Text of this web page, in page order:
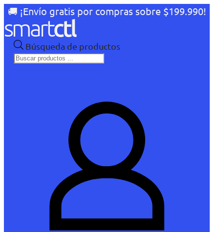
🚚 ¡Envío gratis por compras sobre $199.990!
Búsqueda de productos